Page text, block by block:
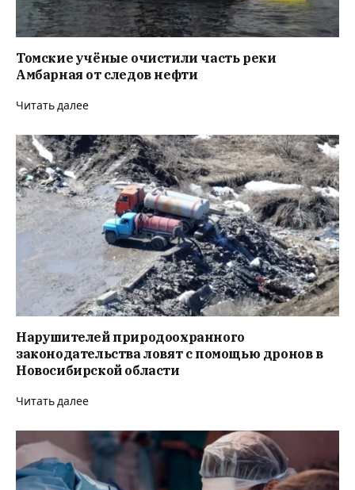
Томские учёные очистили часть реки
Амбарная от следов нефти
Читать далее
Нарушителей природоохранного
законодательства ловят с помощью дронов в
Новосибирской области
Читать далее